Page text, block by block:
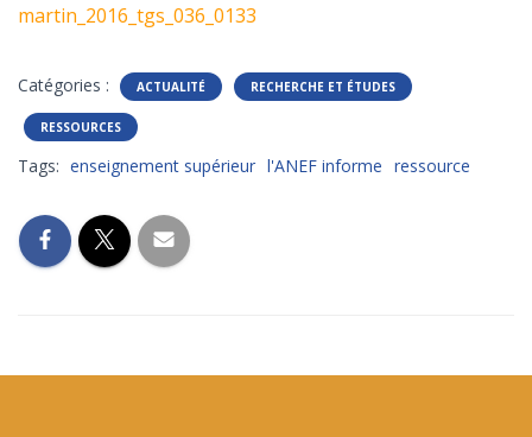
martin_2016_tgs_036_0133
Catégories : ACTUALITÉ RECHERCHE ET ÉTUDES
RESSOURCES
Tags: enseignement supérieur l'ANEF informe ressource